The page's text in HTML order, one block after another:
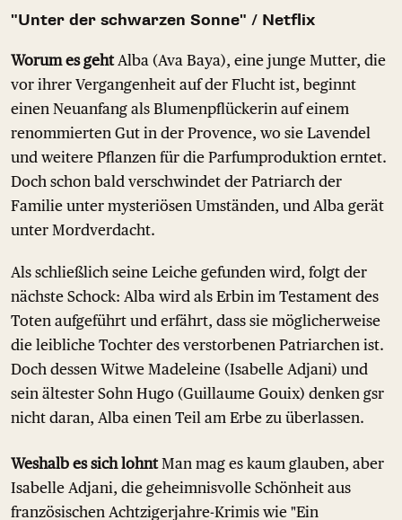
"Unter der schwarzen Sonne" / Netflix
Worum es gehtAlba (Ava Baya), eine junge Mutter, die
vor ihrer Vergangenheit auf der Flucht ist, beginnt
einen Neuanfang als Blumenpflückerin auf einem
renommierten Gut in der Provence, wo sie Lavendel
und weitere Pflanzen für die Parfumproduktion erntet.
Doch schon bald verschwindet der Patriarch der
Familie unter mysteriösen Umständen, und Alba gerät
unter Mordverdacht.
Als schließlich seine Leiche gefunden wird, folgt der
nächste Schock: Alba wird als Erbin im Testament des
Toten aufgeführt und erfährt, dass sie möglicherweise
die leibliche Tochter des verstorbenen Patriarchen ist.
Doch dessen Witwe Madeleine (Isabelle Adjani) und
sein ältester Sohn Hugo (Guillaume Gouix) denken gsr
nicht daran, Alba einen Teil am Erbe zu überlassen.
Weshalb es sich lohntMan mag es kaum glauben, aber
Isabelle Adjani, die geheimnisvolle Schönheit aus
französischen Achtzigerjahre-Krimis wie "Ein